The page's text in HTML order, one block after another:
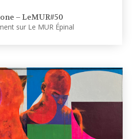
– LeMUR#50
sur Le MUR Épinal